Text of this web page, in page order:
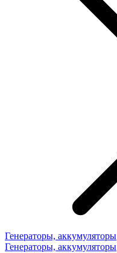
Генераторы, аккумуляторы
Генераторы, аккумуляторы